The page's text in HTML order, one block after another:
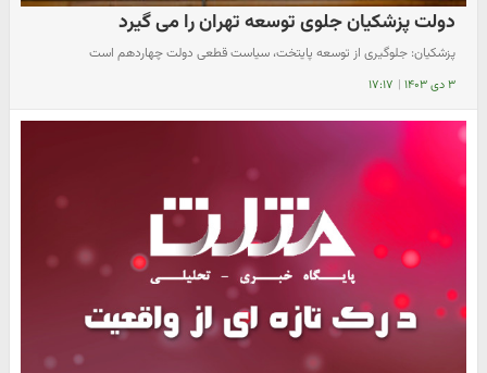
دولت پزشکیان جلوی توسعه تهران را می گیرد
پزشکیان: جلوگیری از توسعه پایتخت، سیاست قطعی دولت چهاردهم است
۳ دی ۱۴۰۳ | ۱۷:۱۷